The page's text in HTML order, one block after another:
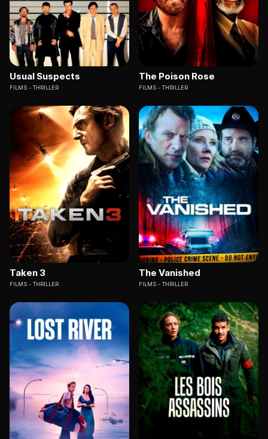
Usual Suspects
FILMS THRILLER
The Poison Rose
FILMS THRILLER
Taken 3
FILMS THRILLER
The Vanished
FILMS THRILLER